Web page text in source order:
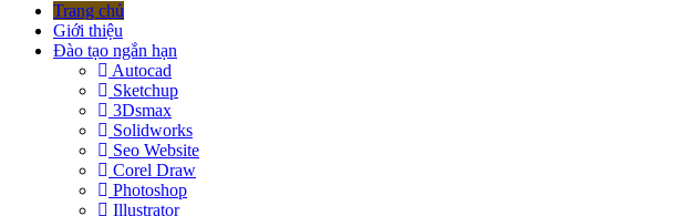
Trang chủ
Giới thiệu
Đào tạo ngắn hạn
Autocad
Sketchup
3Dsmax
Solidworks
Seo Website
Corel Draw
Photoshop
Illustrator